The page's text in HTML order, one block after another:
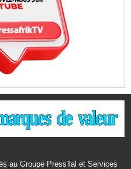
au Groupe PressTal et Services